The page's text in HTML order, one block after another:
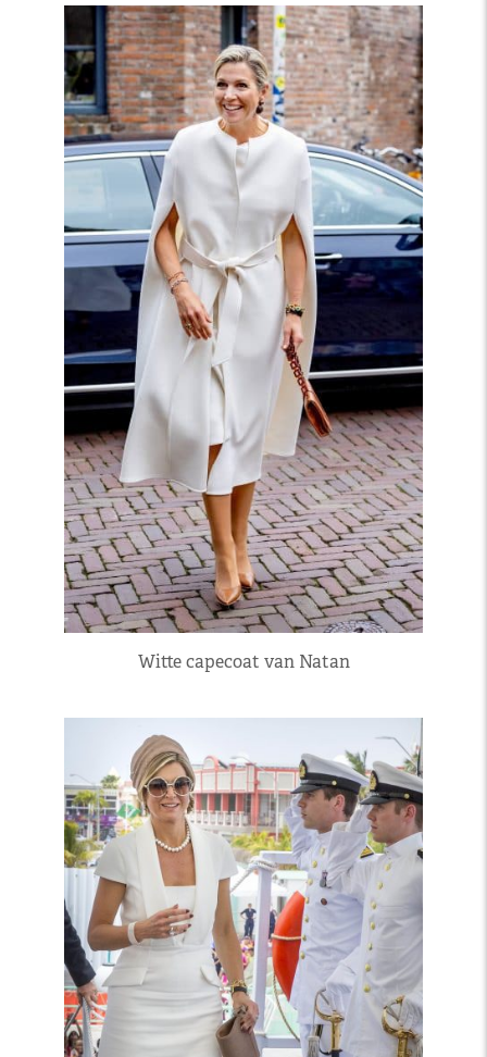
Witte capecoat van Natan